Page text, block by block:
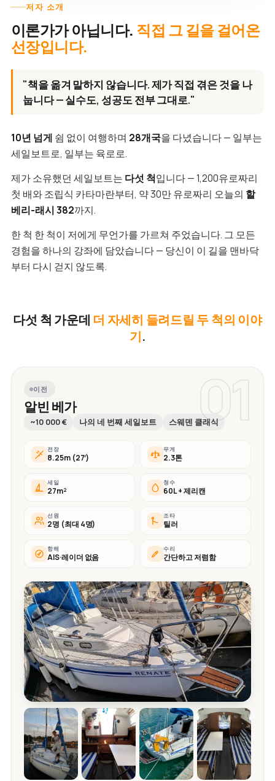
저자 소개
이론가가 아닙니다. 직접 그 길을 걸어온
선장입니다.
"책을 옮겨 말하지 않습니다. 제가 직접 겪은 것을 나
눕니다 — 실수도, 성공도 전부 그대로."
10년 넘게 쉼 없이 여행하며 28개국을 다녔습니다 — 일부는
세일보트로, 일부는 육로로.
제가 소유했던 세일보트는 다섯 척입니다 — 1,200유로짜리
첫 배와 조립식 카타마란부터, 약 30만 유로짜리 오늘의 할
베리-래시 382까지.
한 척 한 척이 저에게 무언가를 가르쳐 주었습니다. 그 모든
경험을 하나의 강좌에 담았습니다 — 당신이 이 길을 맨바닥
부터 다시 걷지 않도록.
다섯 척 가운데 더 자세히 들려드릴 두 척의 이야
기.
01
이전
알빈 베가
~10 000 € 나의 네 번째 세일보트 스웨덴 클래식
전장
8.25m (27′)
무게
2.3톤
세일
27m²
청수
60L + 제리캔
선원
2명 (최대 4명)
조타
틸러
항해
AIS·레이더 없음
수리
간단하고 저렴함